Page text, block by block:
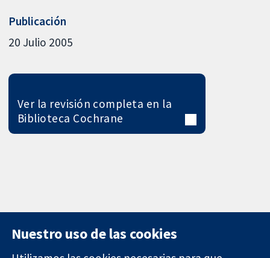
Publicación
20 Julio 2005
Ver la revisión completa en la
Biblioteca Cochrane
Nuestro uso de las cookies